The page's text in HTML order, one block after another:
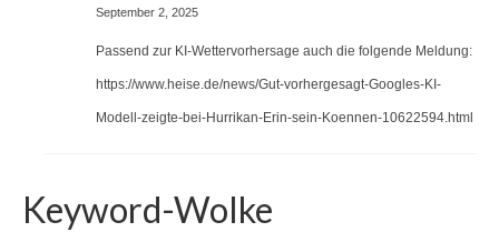
September 2, 2025
Passend zur KI-Wettervorhersage auch die folgende Meldung:
https://www.heise.de/news/Gut-vorhergesagt-Googles-KI-
Modell-zeigte-bei-Hurrikan-Erin-sein-Koennen-10622594.html
Keyword-Wolke